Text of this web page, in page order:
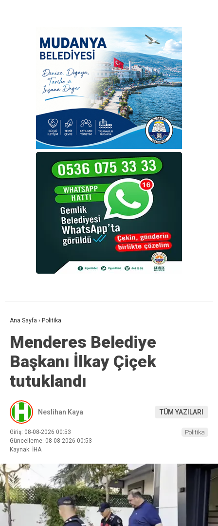
Ana Sayfa › Politika
Menderes Belediye
Başkanı İlkay Çiçek
tutuklandı
Neslihan Kaya TÜM YAZILARI
Giriş: 08-08-2026 00:53
Güncelleme: 08-08-2026 00:53
Kaynak: İHA
Politika